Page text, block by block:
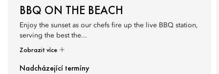
BBQ ON THE BEACH
Enjoy the sunset as our chefs fire up the live BBQ station,
serving the best the...
Zobrazit více
Nadcházející termíny